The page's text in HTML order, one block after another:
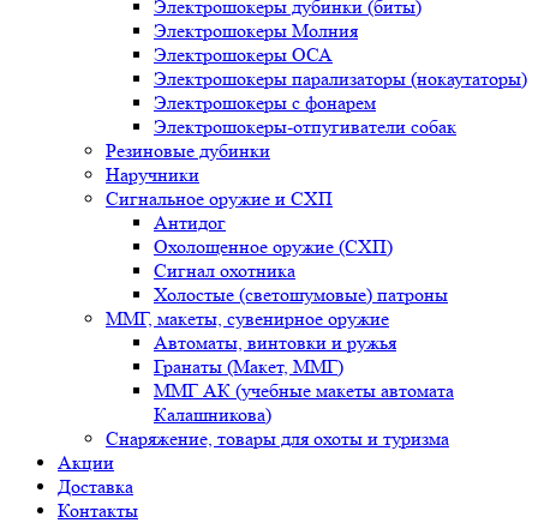
Электрошокеры дубинки (биты)
Электрошокеры Молния
Электрошокеры ОСА
Электрошокеры парализаторы (нокаутаторы)
Электрошокеры с фонарем
Электрошокеры-отпугиватели собак
Резиновые дубинки
Наручники
Сигнальное оружие и СХП
Антидог
Охолощенное оружие (СХП)
Сигнал охотника
Холостые (светошумовые) патроны
ММГ, макеты, сувенирное оружие
Автоматы, винтовки и ружья
Гранаты (Макет, ММГ)
ММГ АК (учебные макеты автомата
Калашникова)
Снаряжение, товары для охоты и туризма
Акции
Доставка
Контакты